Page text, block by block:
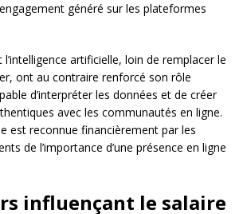
généré sur les plateformes
artificielle, loin de remplacer le
ont au contraire renforcé son rôle
d’interpréter les données et de créer
avec les communautés en ligne.
est reconnue financièrement par les
de l’importance d’une présence en ligne
influençant le salaire